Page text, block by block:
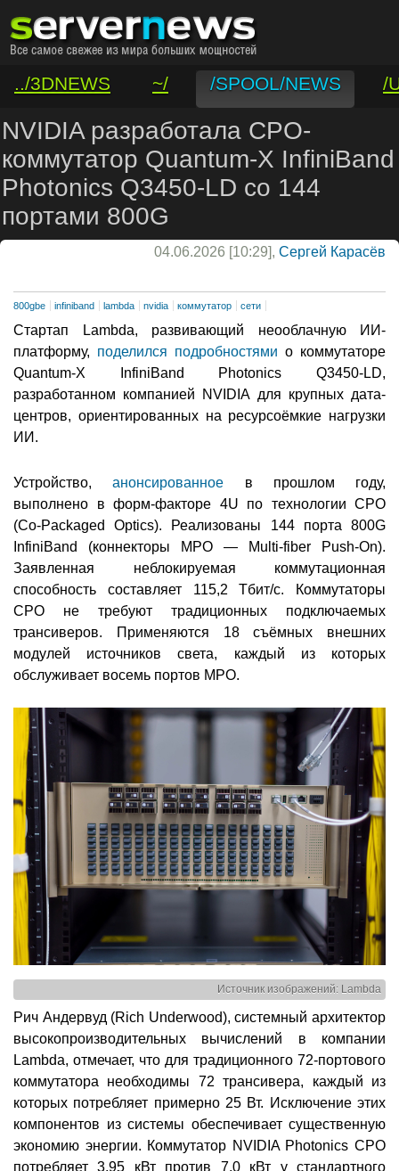
../3DNEWS ~/ /SPOOL/NEWS
/
/VAR/CONTACT
NVIDIA разработала CPO-
коммутатор Quantum-X InfiniBand
Photonics Q3450-LD со 144
портами 800G
04.06.2026 [10:29], Сергей Карасёв
800gbe infiniband lambda nvidia коммутатор сети
Стартап Lambda, развивающий неооблачную ИИ-
платформу, поделился подробностями о коммутаторе
Quantum-X InfiniBand Photonics Q3450-LD,
разработанном компанией NVIDIA для крупных дата-
центров, ориентированных на ресурсоёмкие нагрузки
ИИ.
Устройство,анонсированное в прошлом году,
выполнено в форм-факторе 4U по технологии CPO
(Co-Packaged Optics). Реализованы 144 порта 800G
InfiniBand (коннекторы MPO — Multi-fiber Push-On).
Заявленная неблокируемая коммутационная
способность составляет 115,2 Тбит/с. Коммутаторы
CPO не требуют традиционных подключаемых
трансиверов. Применяются 18 съёмных внешних
модулей источников света, каждый из которых
обслуживает восемь портов MPO.
Источник изображений: Lambda
Рич Андервуд (Rich Underwood), системный архитектор
высокопроизводительных вычислений в компании
Lambda, отмечает, что для традиционного 72-портового
коммутатора необходимы 72 трансивера, каждый из
которых потребляет примерно 25 Вт. Исключение этих
компонентов из системы обеспечивает существенную
экономию энергии. Коммутатор NVIDIA Photonics CPO
потребляет 3,95 кВт против 7,0 кВт у стандартного